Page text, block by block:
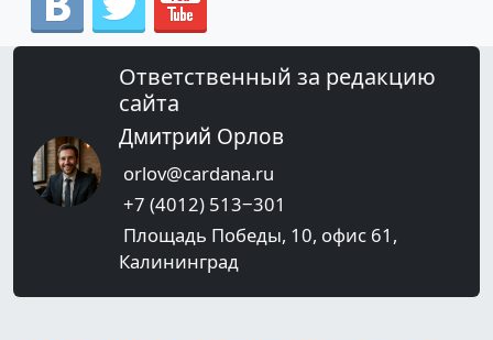
Ответственный за редакцию
сайта
Дмитрий Орлов
orlov@cardana.ru
+7 (4012) 513‒301
Площадь Победы, 10, офис 61,
Калининград